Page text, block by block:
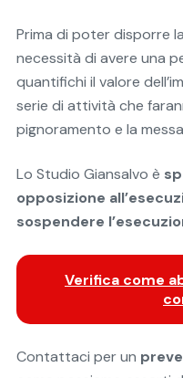
Prima di poter disporre
necessità di avere una
quantifichi il valore
serie di attività che
pignoramento e la messa
Lo Studio Giansalvo è
opposizione
sospendere
Verifica come
Contattaci per un